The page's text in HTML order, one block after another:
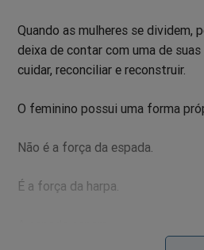
Quando as mulheres se dividem,
deixa de contar com uma de
cuidar, reconciliar e reconstruir.
O feminino possui uma forma
Não é a força da espada.
É a força da harpa.